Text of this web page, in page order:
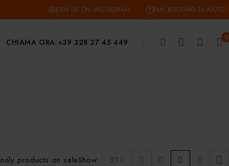
JOIN US ON INSTAGRAM HAI BISOGNO DI AIUTO?
CHIAMA ORA:+39 328 27 45 449 0
products on saleShow: 21